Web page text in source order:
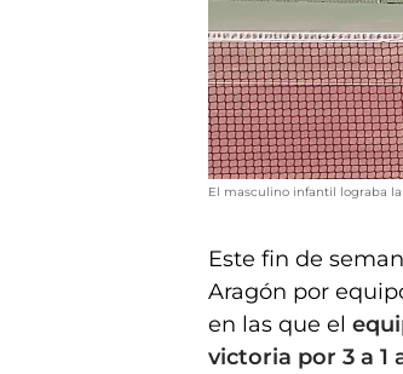
El masculino infantil lograba la
Este fin de
Aragón por
en las que el
victoria por 3 a 1